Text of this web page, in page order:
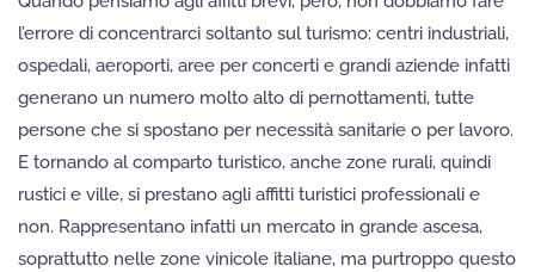
l’errore di concentrarci soltanto sul turismo: centri industriali,
ospedali, aeroporti, aree per concerti e grandi aziende infatti
generano un numero molto alto di pernottamenti, tutte
persone che si spostano per necessità sanitarie o per lavoro.
E tornando al comparto turistico, anche zone rurali, quindi
rustici e ville, si prestano agli affitti turistici professionali e
non. Rappresentano infatti un mercato in grande ascesa,
soprattutto nelle zone vinicole italiane, ma purtroppo questo